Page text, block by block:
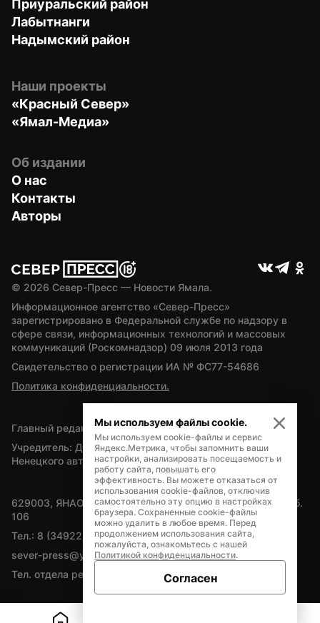
Приуральский район
Лабытнанги
Надымский район
Наши проекты
«Красный Север»
«Ямал-Медиа»
Об издании
О нас
Контакты
Авторы
© 2026 Север-Пресс — Новости Ямала.
Информационное агентство «Север-Пресс»
зарегистрировано в Федеральной службе по надзору в
сфере связи, информационных технологий и массовых
коммуникаций (Роскомнадзор) 09 июля 2013 года
Свидетельство о регистрации ИА № ФС77-54686
Политика конфиденциальности.
Главный редактор — А.Л. Поздеев
Учредитель: Департамент внутренней политики Ямало-
Ненецкого автономного округа
629003, ЯНАО, Салехард, мкр. Богдана Кнунянца, д.1, каб.
106
Тел.: 8 (34922) 71262
sever-press@yamal-media.ru
Тел. отдела рекламы: 8 (34922) 42728
Мы используем файлы cookie.
Мы используем cookie-файлы и сервис
Яндекс.Метрика, чтобы запомнить ваши
настройки, анализировать посещаемость и
работу сайта, повышать его
эффективность. Вы можете отказаться от
использования cookie-файлов, отключив
самостоятельно эту опцию в настройках
браузера. Сохраненные cookie-файлы
можно удалить в любое время. Перед
продолжением использования сайта,
пожалуйста, ознакомьтесь с нашей
Политикой конфиденциальности.
Согласен